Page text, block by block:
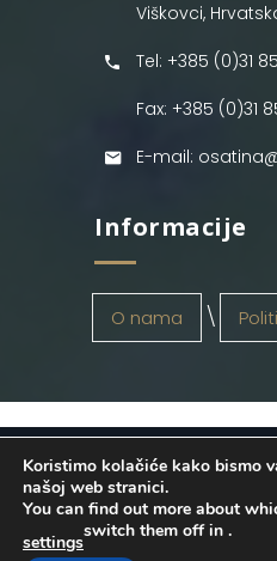
Viškovci,
Tel: +385 (0)31
Fax: +385 (0)31
E-mail:
Informacije
O nama
OSATINA GRUPA d.o.o.
byINFOS Osijek.
Koristimo kolačiće kako bismo
našoj web stranici.
You can find out more about
switch them off in
settings
.